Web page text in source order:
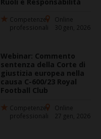
Ruoli e Responsabilità
Competenze
professionali
Online
30 gen, 2026
Webinar: Commento
sentenza della Corte di
giustizia europea nella
causa C-600/23 Royal
Football Club
Competenze
professionali
Online
27 gen, 2026